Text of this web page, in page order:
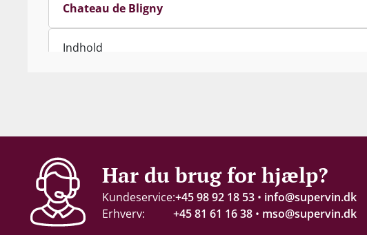
Chateau de Bligny
Indhold
Servering
8-10°C
Gemmepotentiale
Har du brug for hjælp?
Kundeservice:+45 98 92 18 53 • info@supervin.dk
Erhverv:
+45 81 61 16 38 • mso@supervin.dk